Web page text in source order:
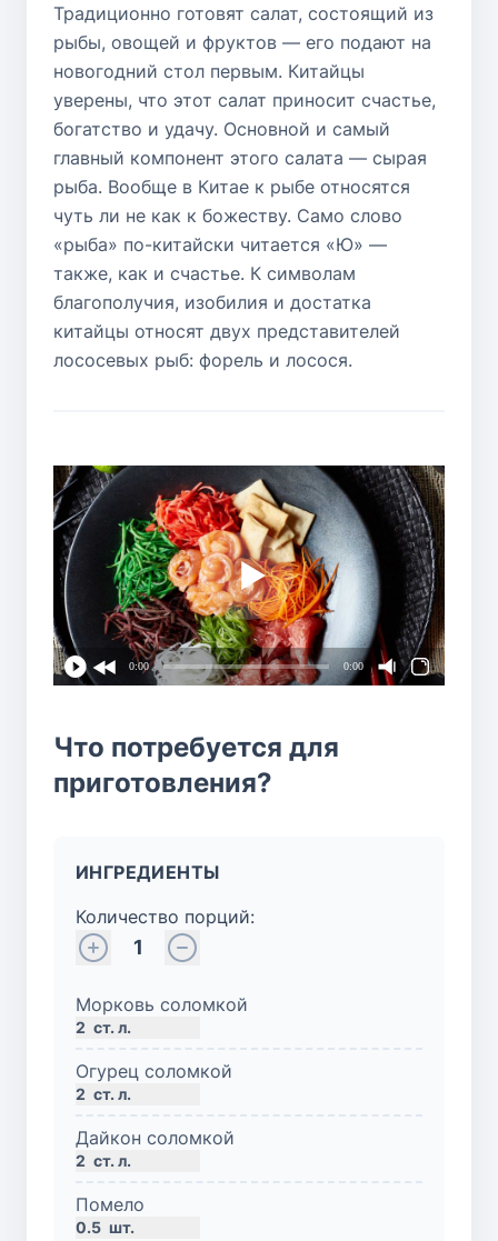
Традиционно готовят салат, состоящий из
рыбы, овощей и фруктов — его подают на
новогодний стол первым. Китайцы
уверены, что этот салат приносит счастье,
богатство и удачу. Основной и самый
главный компонент этого салата — сырая
рыба. Вообще в Китае к рыбе относятся
чуть ли не как к божеству. Само слово
«рыба» по-китайски читается «Ю» —
также, как и счастье. К символам
благополучия, изобилия и достатка
китайцы относят двух представителей
лососевых рыб: форель и лосося.
0:00 0:00
Что потребуется для
приготовления?
ИНГРЕДИЕНТЫ
Количество порций:
1
Морковь соломкой
2 ст. л.
Огурец соломкой
2 ст. л.
Дайкон соломкой
2 ст. л.
Помело
0.5 шт.